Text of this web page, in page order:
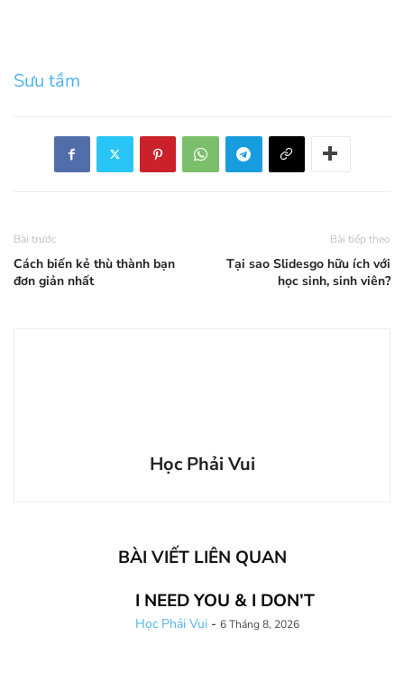
Sưu tầm
Bài trước
Cách biến kẻ thù thành bạn
đơn giản nhất
Bài tiếp theo
Tại sao Slidesgo hữu ích với
học sinh, sinh viên?
Học Phải Vui
BÀI VIẾT LIÊN QUAN
I NEED YOU & I DON’T
Học Phải Vui - 6 Tháng 8, 2026